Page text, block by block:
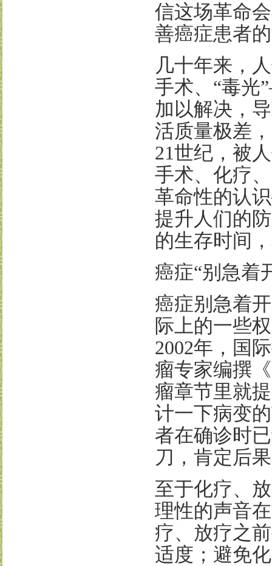
信这场革命
善癌症患者
几十年来，
手术、 “毒光
加以解决，
活质量极差
21世纪，被
手术、化疗
革命性的认识
提升人们的
的生存时间
癌症“别急着
癌症别急着
际上的一些
2002年，国
瘤专家编撰
瘤章节里就
计一下病变
者在确诊时
刀，肯定后
至于化疗、
理性的声音
疗、放疗之
适度；避免